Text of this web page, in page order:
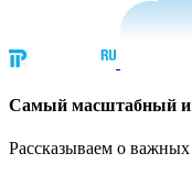
Cамый масштабный и
Рассказываем о